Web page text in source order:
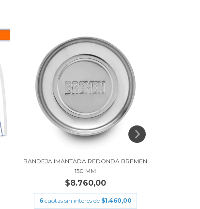
BANDEJA IMANTADA REDONDA BREMEN
150 MM
$8.760,00
6 cuotas sin interés de $1.460,00